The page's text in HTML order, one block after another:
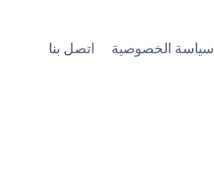
سياسة الخصوصية اتصل بنا